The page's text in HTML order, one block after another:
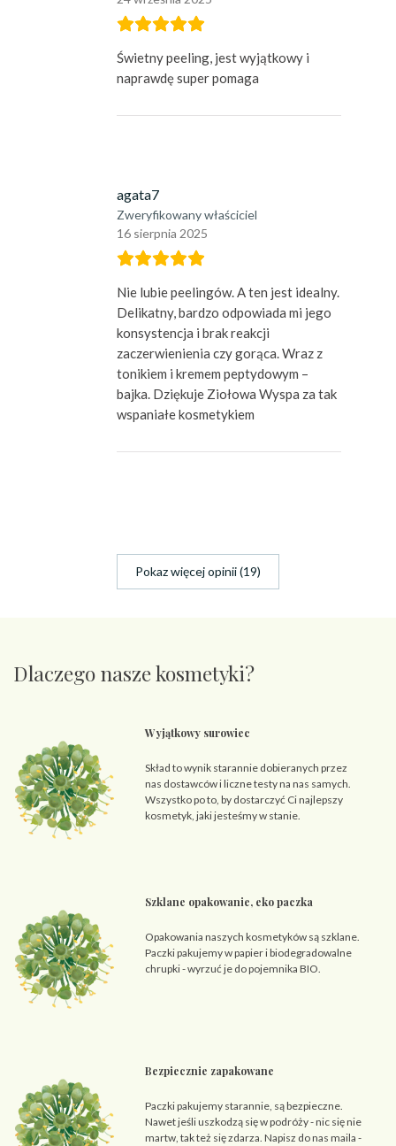
Świetny peeling, jest wyjątkowy i
naprawdę super pomaga
agata7
Zweryfikowany właściciel
16 sierpnia 2025
Nie lubie peelingów. A ten jest idealny.
Delikatny, bardzo odpowiada mi jego
konsystencja i brak reakcji
zaczerwienienia czy gorąca. Wraz z
tonikiem i kremem peptydowym –
bajka. Dziękuje Ziołowa Wyspa za tak
wspaniałe kosmetykiem
Pokaz więcej opinii (19)
Dlaczego nasze kosmetyki?
Wyjątkowy surowiec
Skład to wynik starannie dobieranych przez
nas dostawców i liczne testy na nas samych.
Wszystko po to, by dostarczyć Ci najlepszy
kosmetyk, jaki jesteśmy w stanie.
Szklane opakowanie, eko paczka
Opakowania naszych kosmetyków są szklane.
Paczki pakujemy w papier i biodegradowalne
chrupki - wyrzuć je do pojemnika BIO.
Bezpiecznie zapakowane
Paczki pakujemy starannie, są bezpieczne.
Nawet jeśli uszkodzą się w podróży - nic się nie
martw, tak też się zdarza. Napisz do nas maila -